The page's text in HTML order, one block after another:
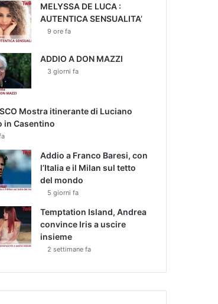
MELYSSA DE LUCA :
AUTENTICA SENSUALITA’
9 ore fa
ADDIO A DON MAZZI
3 giorni fa
Mostra itinerante di Luciano
in Casentino
Addio a Franco Baresi, con
l’Italia e il Milan sul tetto
del mondo
5 giorni fa
Temptation Island, Andrea
convince Iris a uscire
insieme
2 settimane fa